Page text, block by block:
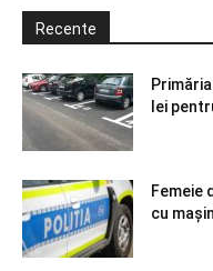
Recente
lei
Femeie
cu